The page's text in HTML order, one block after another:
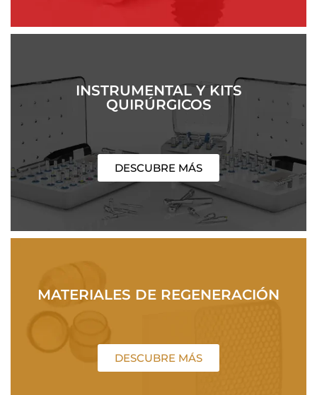
INSTRUMENTAL Y KITS
QUIRÚRGICOS
DESCUBRE MÁS
MATERIALES DE REGENERACIÓN
DESCUBRE MÁS